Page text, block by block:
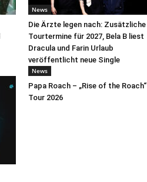
News
Die Ärzte legen nach: Zusätzliche
Tourtermine für 2027, Bela B liest
Dracula und Farin Urlaub
veröffentlicht neue Single
News
Papa Roach – „Rise of the Roach“
Tour 2026